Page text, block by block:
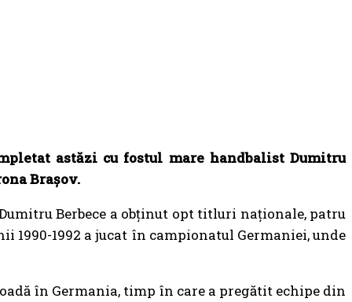
astăzi cu fostul mare handbalist Dumitru
Brașov.
Berbece a obținut opt titluri naționale, patru
1990-1992 a jucat în campionatul Germaniei, unde
în Germania, timp în care a pregătit echipe din